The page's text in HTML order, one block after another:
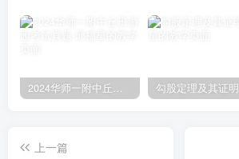
2024华师一附中丘班游园考试真题 勾股定理及其证明
上一篇